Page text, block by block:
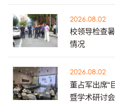
2026.08.02
校领导检查
情况
2026.08.02
董占军出席“
暨学术研讨会